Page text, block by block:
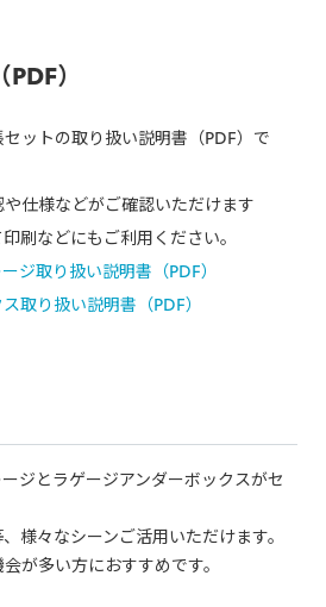
）
ットの取り扱い説明書（PDF）で
仕様などがご確認いただけます
刷などにもご利用ください。
ジ取り扱い説明書（PDF）
取り扱い説明書（PDF）
ジとラゲージアンダーボックスがセ
様々なシーンご活用いただけます。
が多い方におすすめです。